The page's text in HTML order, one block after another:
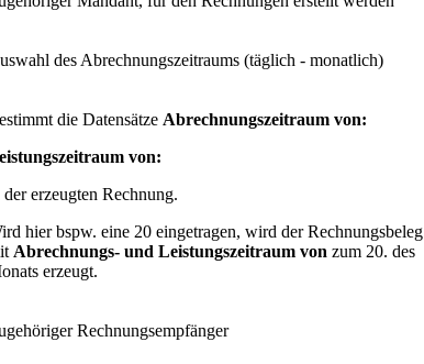
des Abrechnungszeitraums (täglich - monatlich)
die Datensätze Abrechnungszeitraum von:
von:
der erzeugten Rechnung.
hier bspw. eine 20 eingetragen, wird der Rechnungsbeleg
Abrechnungs- und Leistungszeitraum von zum 20. des
erzeugt.
Rechnungsempfänger